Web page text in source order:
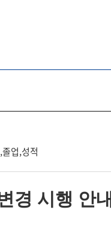
업,성적
경 시행 안내